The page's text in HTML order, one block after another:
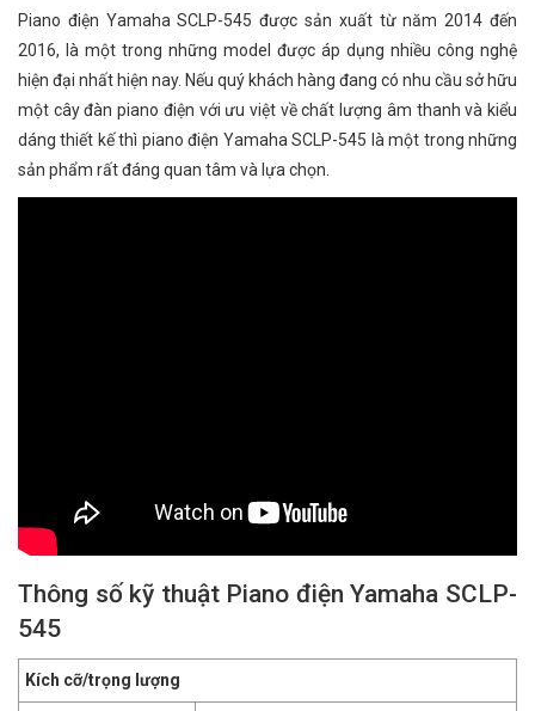
Piano điện Yamaha SCLP-545 được sản xuất từ năm 2014 đến
2016, là một trong những model được áp dụng nhiều công nghệ
hiện đại nhất hiện nay. Nếu quý khách hàng đang có nhu cầu sở hữu
một cây đàn piano điện với ưu việt về chất lượng âm thanh và kiểu
dáng thiết kế thì piano điện Yamaha SCLP-545 là một trong những
sản phẩm rất đáng quan tâm và lựa chọn.
Thông số kỹ thuật Piano điện Yamaha SCLP-
545
Kích cỡ/trọng lượng